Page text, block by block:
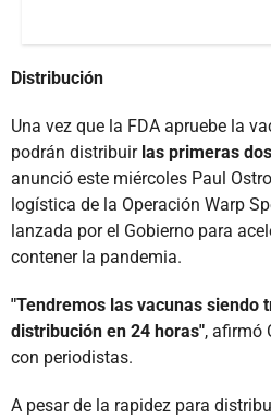
Distribución
Una vez que la FDA apruebe la
podrán distribuir las primeras
anunció este miércoles Paul
logística de la Operación Warp
lanzada por el Gobierno para
contener la pandemia.
"Tendremos las vacunas siendo
distribución en 24 horas", afirmó
con periodistas.
A pesar de la rapidez para